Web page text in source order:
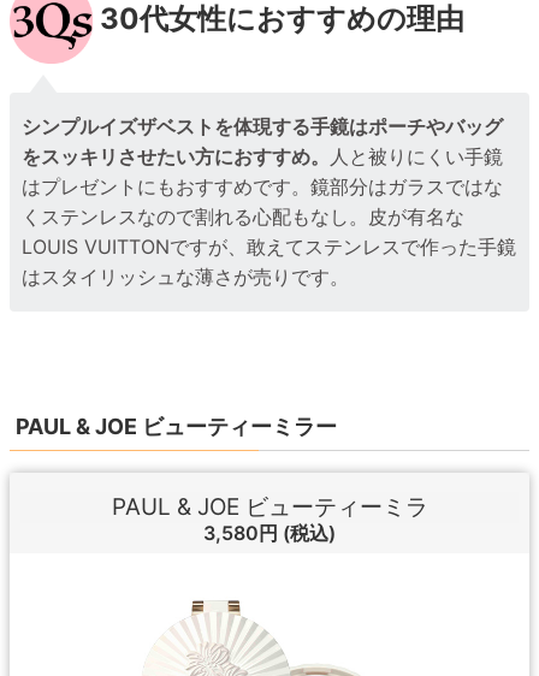
30代女性におすすめの理由
シンプルイズザベストを体現する手鏡はポーチやバッグ
をスッキリさせたい方におすすめ。
人と被りにくい手鏡
はプレゼントにもおすすめです。鏡部分はガラスではな
くステンレスなので割れる心配もなし。皮が有名な
LOUIS VUITTONですが、敢えてステンレスで作った手鏡
はスタイリッシュな薄さが売りです。
PAUL & JOE ビューティーミラー
PAUL & JOE ビューティーミラ
3,580円 (税込)